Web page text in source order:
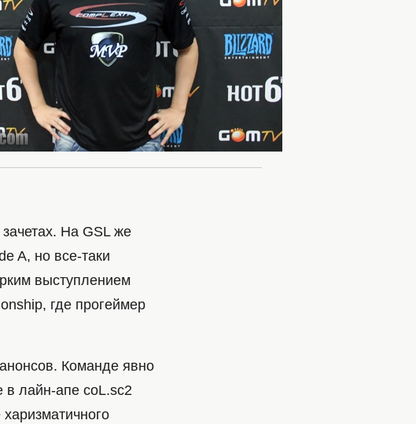
На GSL же
A, но все-таки
выступлением
где прогеймер
Команде явно
в лайн-апе coL.sc2